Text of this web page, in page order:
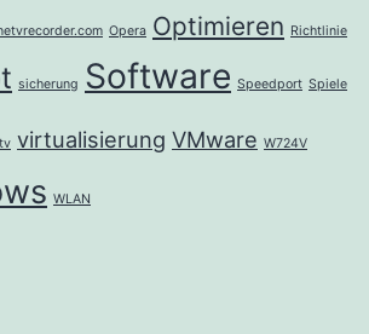
Opera Optimieren Richtlinie
sicherung Software Speedport Spiele
tv virtualisierung VMware W724V
WLAN